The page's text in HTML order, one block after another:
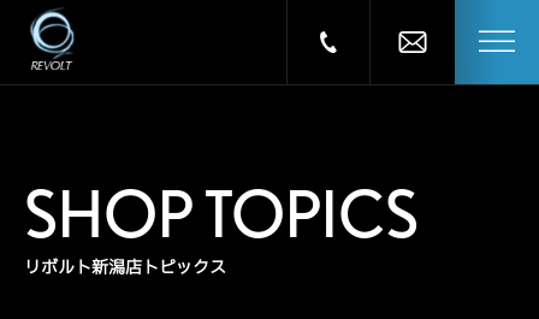
SHOP TOPICS
リボルト新潟店トピックス